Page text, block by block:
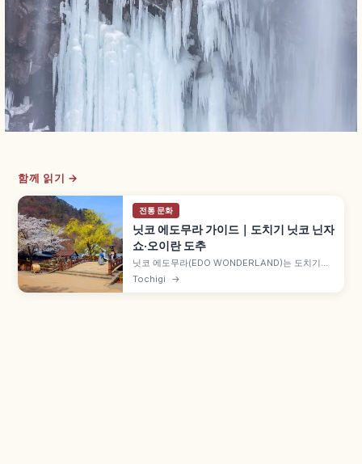
함께 읽기 →
전통 문화
닛코 에도무라 가이드｜도치기 닛코 닌자
쇼·오이란 도추
닛코 에도무라(EDO WONDERLAND)는 도치기현
닛코시의 에도 시대 테마 컬처럴 파크로, 상인의 마
을·무가 저택·슈쿠바마치·닌자의 마을 거리 풍경을
Tochigi →